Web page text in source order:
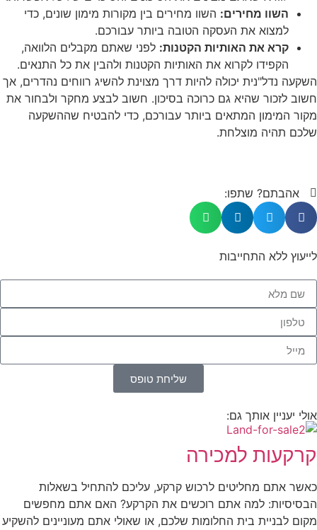
השוו מחירים: השוו מחירים בין מקורות מימון שונים, כדי
למצוא את העסקה הטובה ביותר עבורכם.
קרא את האותיות הקטנות: לפני שאתם מקבלים הלוואה,
הקפידו לקרוא את האותיות הקטנות ולהבין את כל התנאים.
השקעה נדל"נית יכולה להיות דרך מצוינת להשיג רווחים נהדרים, אך
חשוב לזכור שהיא גם כרוכה בסיכון. חשוב לבצע מחקר ולבחור את
מקור המימון המתאים ביותר עבורכם, כדי להבטיח שההשקעה
שלכם תהיה מוצלחת.
אהבתם? שתפו:
לייעוץ ללא התחייבות
שליחת טופס
אולי יעניין אותך גם:
קרקעות למכירה
כאשר אתם מחליטים לרכוש קרקע, עליכם להתחיל בשאלות
הבסיסיות: למה אתם רוכשים את הקרקע? האם אתם מחפשים
מקום לבניית בית החלומות שלכם, או שאולי אתם מעוניינים להשקיע